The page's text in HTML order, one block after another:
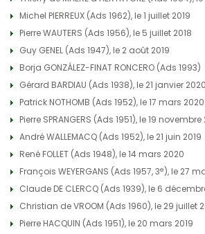
Michel PIERREUX (Ads 1962), le 1 juillet 2019
Pierre WAUTERS (Ads 1956), le 5 juillet 2018
Guy GENEL (Ads 1947), le 2 août 2019
Borja GONZÁLEZ-FINAT RONCERO (Ads 1993)
Gérard BARDIAU (Ads 1938), le 21 janvier 2020
Patrick NOTHOMB (Ads 1952), le 17 mars 2020
Pierre SPRANGERS (Ads 1951), le 19 novembre
André WALLEMACQ (Ads 1952), le 21 juin 2019
René FOLLET (Ads 1948), le 14 mars 2020
François WEYERGANS (Ads 1957, 3e), le 27
Claude DE CLERCQ (Ads 1939), le 6
Christian de VROOM (Ads 1960), le 29 juillet
Pierre HACQUIN (Ads 1951), le 20 mars 2019